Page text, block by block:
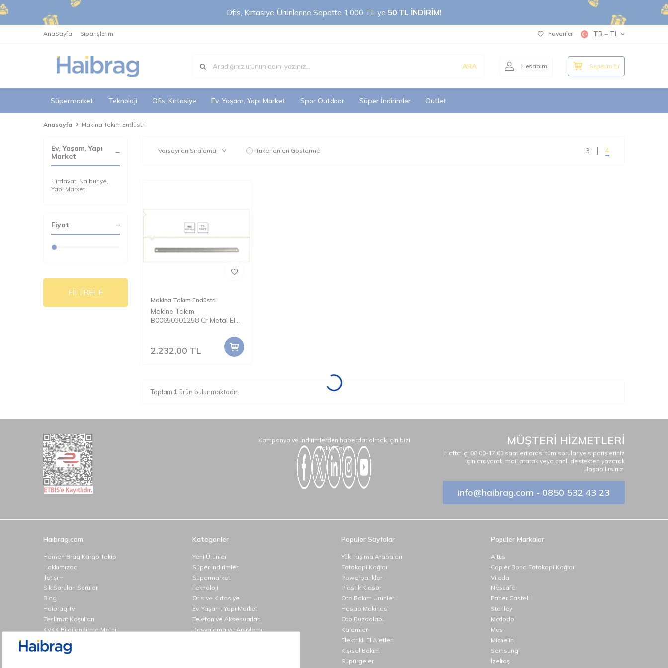
Ofis, Kırtasiye Ürünlerine Sepette 1.000 TL ye 50 TL İNDİRİM!
AnaSayfa Siparişlerim Favoriler TR − TL
ARA Hesabım Sepetim (0)
Süpermarket Teknoloji Ofis, Kırtasiye Ev, Yaşam, Yapı Market Spor Outdoor Süper İndirimler Outlet
Anasayfa Makina Takım Endüstri
Ev, Yaşam, Yapı
Market
Hırdavat, Nalburiye,
Yapı Market
Fiyat
FİLTRELE
Tükenenleri Gösterme 3 4
Makina Takım Endüstri
Makine Takım
B00650301258 Cr Metal El
2.232,00 TL
Toplam 1 ürün bulunmaktadır.
Kampanya ve indirimlerden haberdar olmak için bizi
Takip Edin!
MÜŞTERİ HİZMETLERİ
Hafta içi 08:00-17:00 saatleri arası tüm sorular ve siparişleriniz
için arayarak, mail atarak veya canlı destekten yazarak
ulaşabilirsiniz.
info@haibrag.com - 0850 532 43 23
Haibrag.com
Hemen Brag Kargo Takip
Hakkımızda
İletişim
Sık Sorulan Sorular
Blog
Haibrag Tv
Teslimat Koşulları
KVKK Bilgilendirme Metni
Garanti ve İade Koşulları
Kategoriler
Yeni Ürünler
Süper İndirimler
Süpermarket
Teknoloji
Ofis ve Kırtasiye
Ev, Yaşam, Yapı Market
Telefon ve Aksesuarları
Dosyalama ve Arşivleme
Popüler Sayfalar
Yük Taşıma Arabaları
Fotokopi Kağıdı
Powerbankler
Plastik Klasör
Oto Bakım Ürünleri
Hesap Makinesi
Oto Buzdolabı
Kalemler
Elektrikli El Aletleri
Kişisel Bakım
Süpürgeler
Popüler Markalar
Altus
Copier Bond Fotokopi Kağıdı
Vileda
Nescafe
Faber Castell
Stanley
Mcdodo
Mas
Michelin
Samsung
İzeltaş